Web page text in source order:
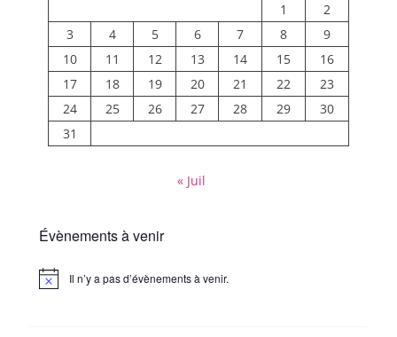
1
2
3
4 5 6 7 8
9
10
11 12 13 14 15
16
17
18 19 20 21 22
23
24
25 26 27 28 29
30
31
« Juil
Évènements à venir
Notice Il n’y a pas d’évènements à venir.